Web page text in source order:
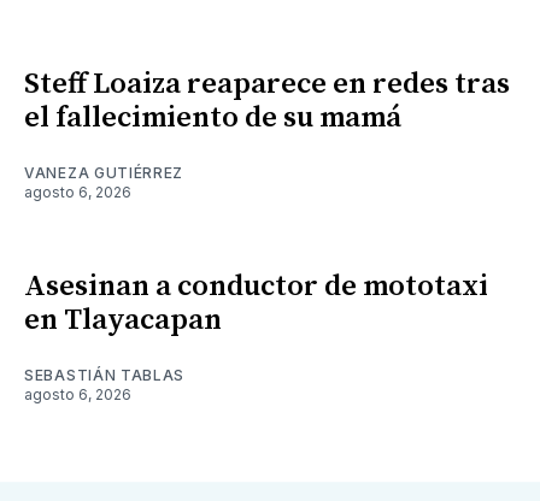
Steff Loaiza reaparece en redes tras
el fallecimiento de su mamá
VANEZA GUTIÉRREZ
agosto 6, 2026
Asesinan a conductor de mototaxi
en Tlayacapan
SEBASTIÁN TABLAS
agosto 6, 2026